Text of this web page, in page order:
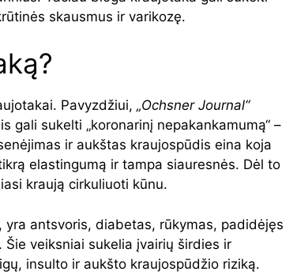
skausmus ir varikozę.
Pavyzdžiui, „Ochsner Journal“
gali sukelti „koronarinį nepakankamumą“ –
ir aukštas kraujospūdis eina koja
elastingumą ir tampa siauresnės. Dėl to
kraują cirkuliuoti kūnu.
antsvoris, diabetas, rūkymas, padidėjęs
veiksniai sukelia įvairių širdies ir
insulto ir aukšto kraujospūdžio riziką.